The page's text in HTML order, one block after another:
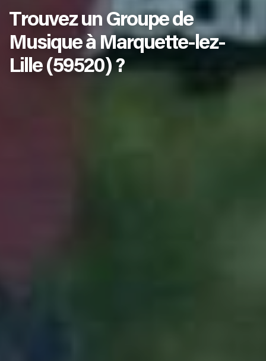
Trouvez un Groupe de
Musique à Marquette-lez-
Lille (59520) ?